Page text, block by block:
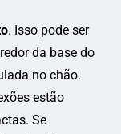
. Isso pode ser
da base do
no chão.
estão
Se